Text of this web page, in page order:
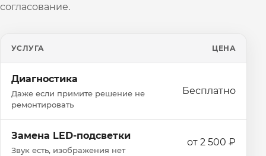
согласование.
УСЛУГА ЦЕНА
Диагностика
Даже если примите решение не
ремонтировать
Бесплатно
Замена LED-подсветки
Звук есть, изображения нет
от 2 500 ₽